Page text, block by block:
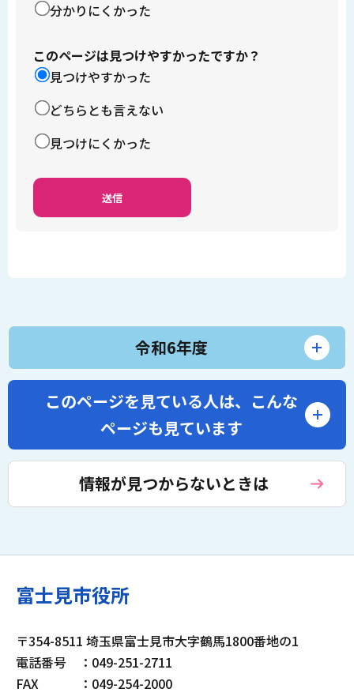
分かりにくかった
このページは見つけやすかったですか？
見つけやすかった
どちらとも言えない
見つけにくかった
令和6年度
このページを見ている人は、 こんな
ページも見ています
情報が見つからないときは
富士見市役所
〒354-8511 埼玉県富士見市大字鶴馬1800番地の1
電話番号
：049-251-2711
FAX
：049-254-2000